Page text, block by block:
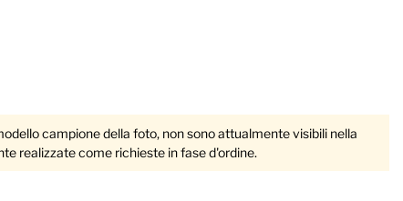
campione della foto, non sono attualmente visibili nella
realizzate come richieste in fase d'ordine.